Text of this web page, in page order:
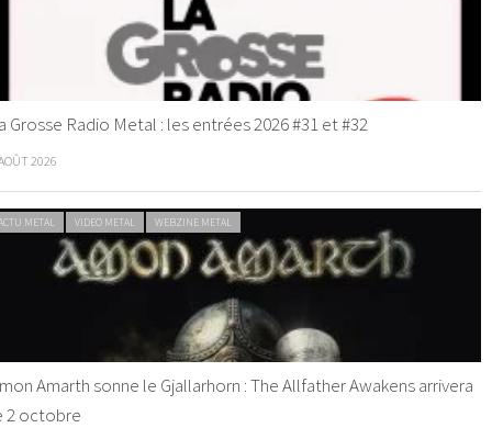
Grosse Radio Metal : les entrées 2026 #31 et #32
2026
METAL VIDEO METAL WEBZINE METAL
Amarth sonne le Gjallarhorn : The Allfather Awakens arrivera
2 octobre